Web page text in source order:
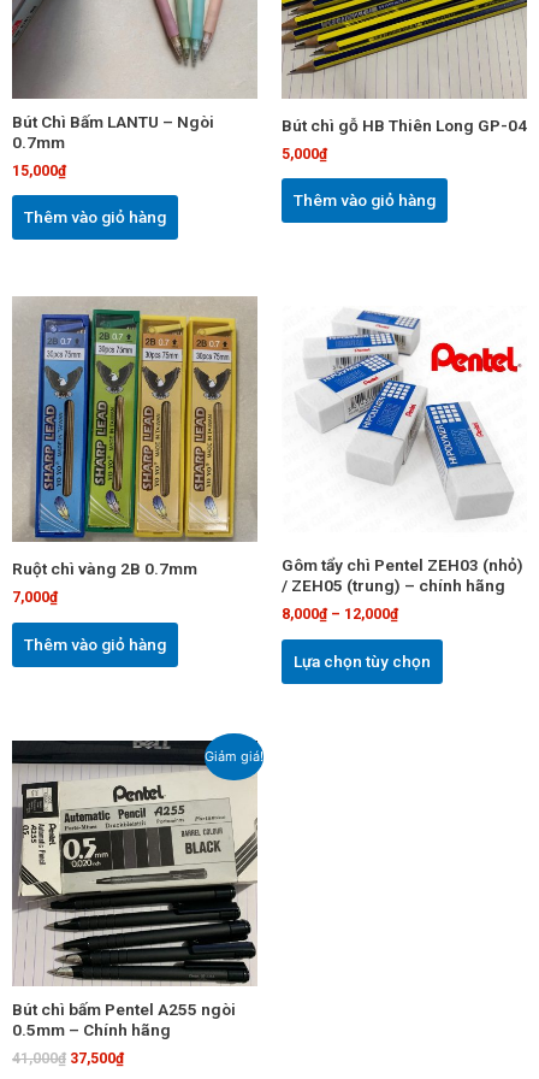
Bút Chì Bấm LANTU – Ngòi
0.7mm
15,000₫
Thêm vào giỏ hàng
Bút chì gỗ HB Thiên Long GP-04
5,000₫
Thêm vào giỏ hàng
Ruột chì vàng 2B 0.7mm
7,000₫
Thêm vào giỏ hàng
Gôm tẩy chì Pentel ZEH03 (nhỏ)
/ ZEH05 (trung) – chính hãng
8,000₫– 12,000₫
Lựa chọn tùy chọn
này
nhiều
biến
thể.
Các
tùy
có
trên
Giảm giá!
Bút chì bấm Pentel A255 ngòi
0.5mm – Chính hãng
41,000₫
gốc
41,000₫.
37,500₫
Giá
hiện
tại
là:
37,500₫.